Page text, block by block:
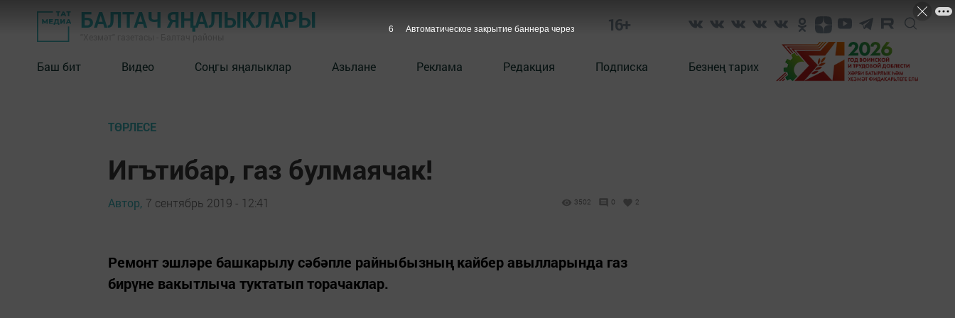
БАЛТАЧ ЯҢАЛЫКЛАРЫ 16+
Баш бит Видео Соңгы яңалыклар Азьлане Реклама Редакция Подписка Безнең тарих
ТӨРЛЕСЕ
Игътибар, газ булмаячак!
Автор, 7 сентябрь 2019 - 12:41 3502 0 2
Ремонт эшләре башкарылу сәбәпле райныбызның кайбер авылларында газ
бирүне вакытлыча туктатып торачаклар.
5 Автоматическое закрытие баннера через